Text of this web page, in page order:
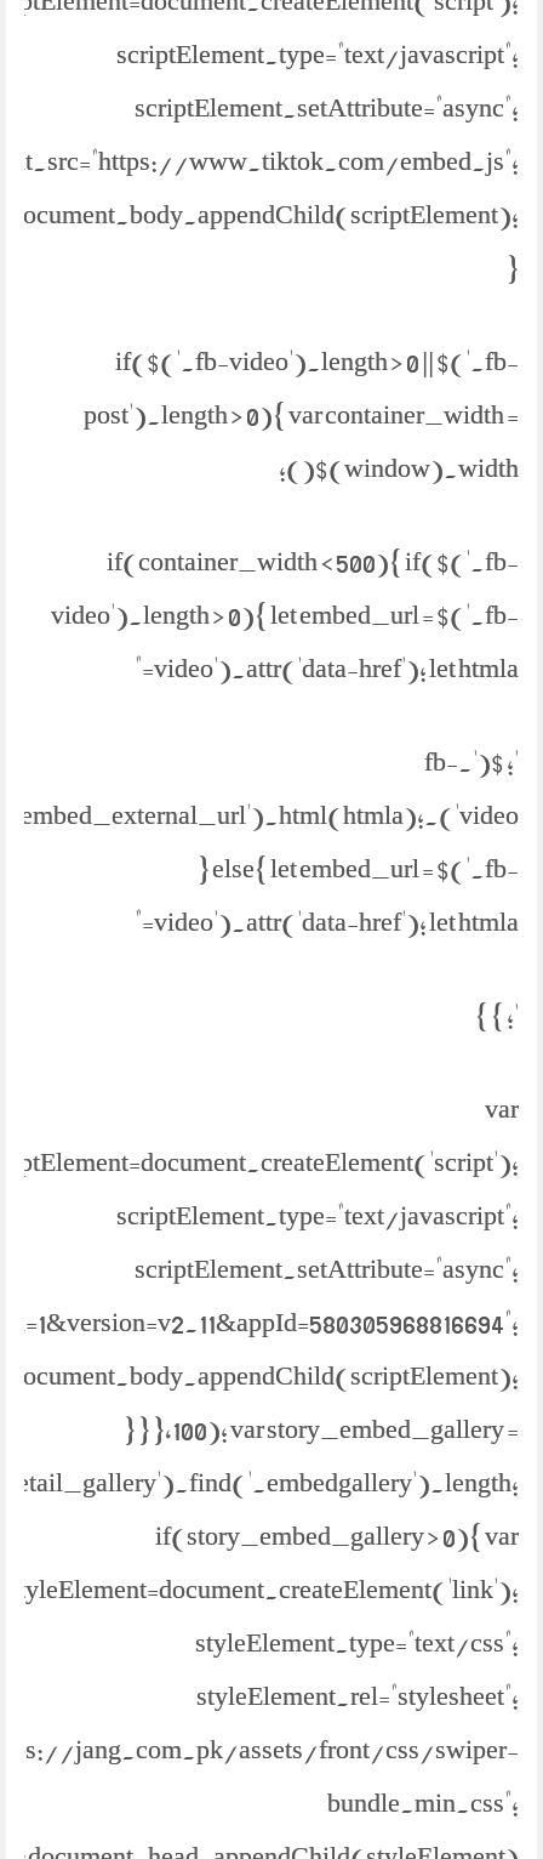
scriptElement.type="text/javascript";
scriptElement.setAttribute="async";
www.tiktok.com/embed.js";
document.body.appendChild(scriptElement);
}
if($('.fb-video').length > 0 || $('.fb-
post').length > 0){ var container_width =
$(window).width();
if(container_width < 500){ if($('.fb-
video').length > 0){ let embed_url = $('.fb-
video').attr('data-href'); let htmla="
'; $('.fb-
} else{ let embed_url = $('.fb-
video').attr('data-href'); let htmla="
'; } }
var
scriptElement.type="text/javascript";
scriptElement.setAttribute="async";
document.body.appendChild(scriptElement);
} } },100); var story_embed_gallery =
if(story_embed_gallery > 0){ var
styleElement=document.createElement('link');
styleElement.type="text/css";
styleElement.rel="stylesheet";
jang.com.pk/assets/front/css/swiper-
bundle.min.css";